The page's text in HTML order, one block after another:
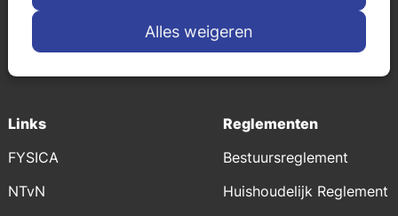
Alles weigeren
Contact
Aanmelden voor de
nieuwsbrief
Agenda
Links
FYSICA
NTvN
Reglementen
Bestuursreglement
Huishoudelijk Reglement